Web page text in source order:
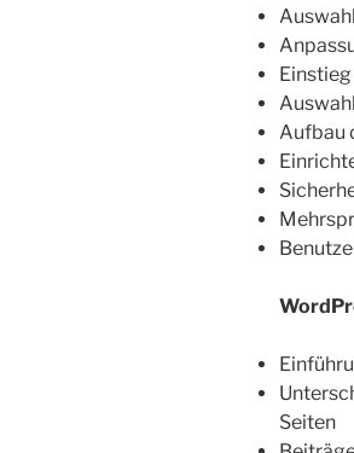
Aufbau
Seiten